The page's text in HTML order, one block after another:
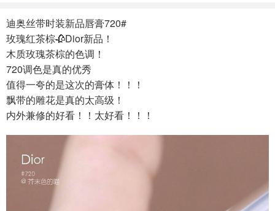
迪奥丝带时装新品唇膏720#
玫瑰红茶棕🥀Dior新品！
木质玫瑰茶棕的色调！
720调色是真的优秀
值得一夸的是这次的膏体！！！
飘带的雕花是真的太高级！
内外兼修的好看！！太好看！！！